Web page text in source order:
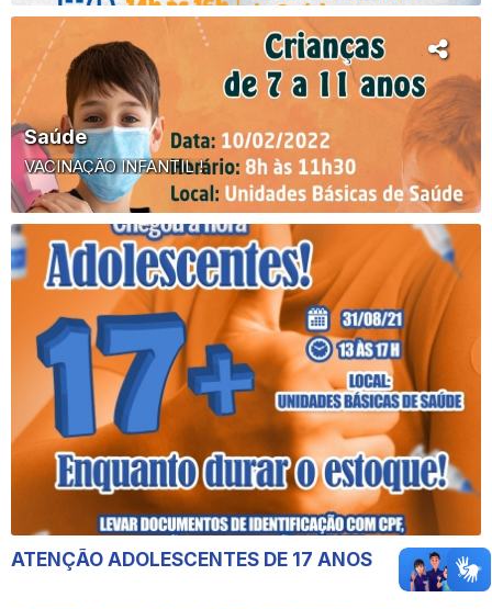
Saúde
VACINAÇÃO INFANTIL !
ATENÇÃO ADOLESCENTES DE 17 ANOS